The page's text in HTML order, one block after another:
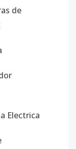
de
Electrica